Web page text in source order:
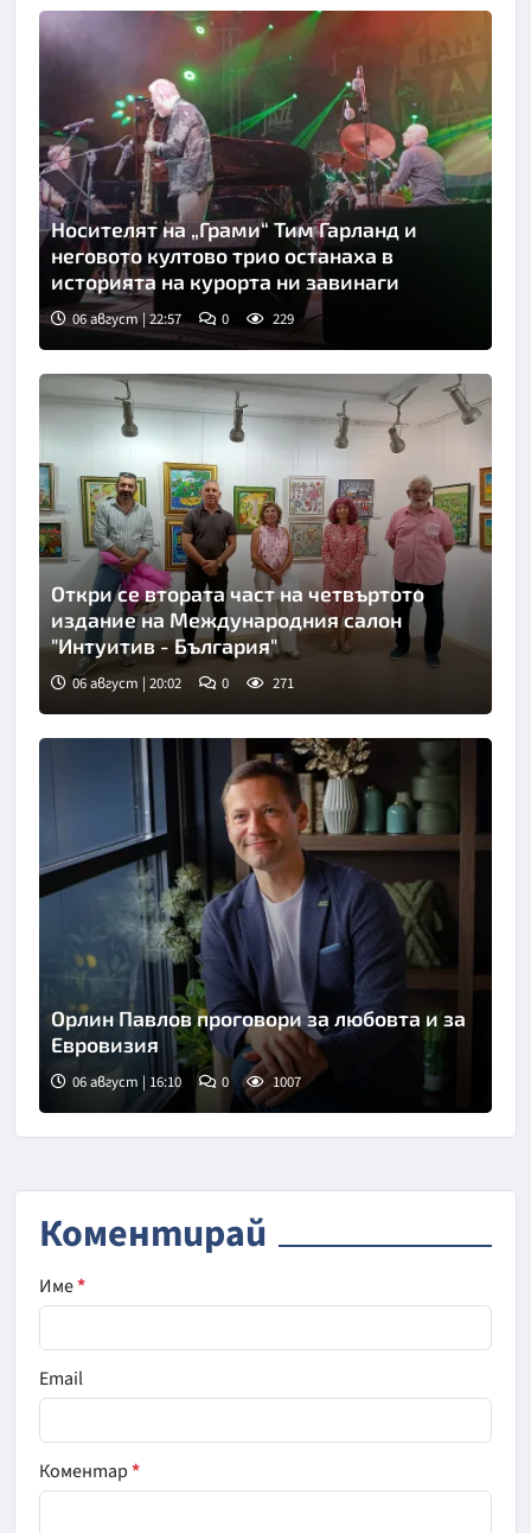
Носителят на „Грами“ Тим Гарланд и
неговото култово трио останаха в
историята на курорта ни завинаги
06 август | 22:57 0 229
Откри се втората част на четвъртото
издание на Международния салон
"Интуитив - България"
06 август | 20:02 0 271
Снимка: БТА
Орлин Павлов проговори за любовта и за
Евровизия
06 август | 16:10 0 1007
Коментирай
Име*
Email
Коментар*